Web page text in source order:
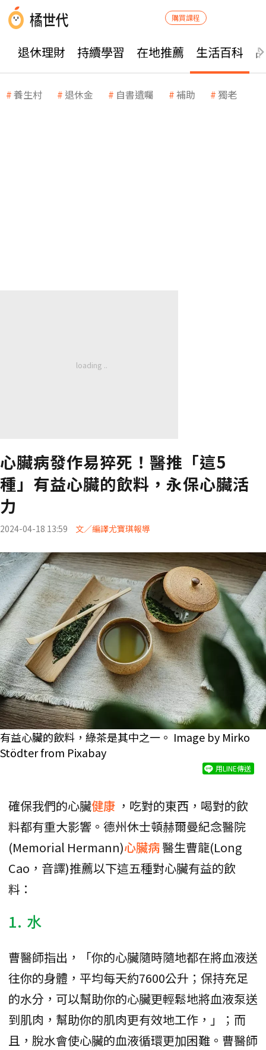
購買課程
退休理財 持續學習 在地推薦 生活百科
養生村 退休金 自書遺囑 補助 獨老
心臟病發作易猝死！醫推「這5
種」有益心臟的飲料，永保心臟活
力
2024-04-18 13:59 文／編譯尤寶琪報導
有益心臟的飲料，綠茶是其中之一。 Image by Mirko
Stödter from Pixabay
用LINE傳送
確保我們的心臟健康 ，吃對的東西，喝對的飲
料都有重大影響。德州休士頓赫爾曼紀念醫院
(Memorial Hermann)心臟病醫生曹龍(Long
Cao，音譯)推薦以下這五種對心臟有益的飲
料：
1. 水
曹醫師指出，「你的心臟隨時隨地都在將血液送
往你的身體，平均每天約7600公升；保持充足
的水分，可以幫助你的心臟更輕鬆地將血液泵送
到肌肉，幫助你的肌肉更有效地工作，」；而
且，脫水會使心臟的血液循環更加困難。曹醫師